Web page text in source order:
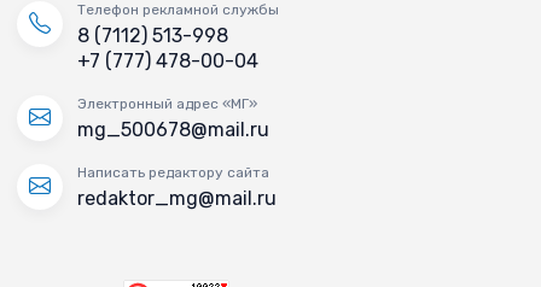
Телефон рекламной службы
8 (7112) 513-998
+7 (777) 478-00-04
Электронный адрес «МГ»
mg_500678@mail.ru
Написать редактору сайта
redaktor_mg@mail.ru